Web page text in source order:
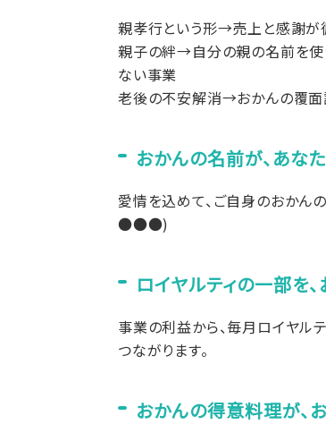
親孝行という形→売上と感謝が
親子の絆→自分の親の名前を使
ない事業
老後の不安解消→おかんの覆面
おかんの名前が、あな
愛情を込めて、ご自身のおかん
●●●)
ロイヤルティの一部を
事業の利益から、毎月ロイヤル
つながります。
おかんの得意料理が、